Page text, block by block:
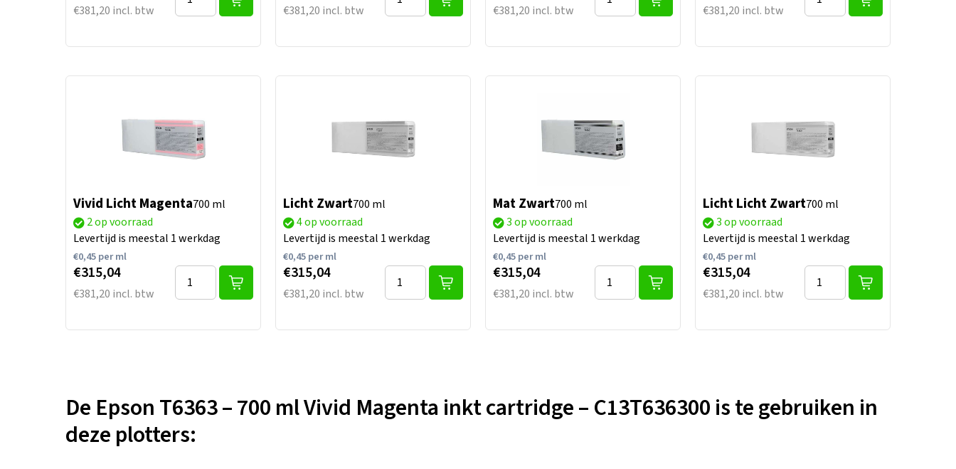
€381,20 incl. btw €381,20 incl. btw €381,20 incl. btw €381,20 incl. btw
Vivid Licht Magenta700 ml
2 op voorraad
Levertijd is meestal 1 werkdag
€0,45per ml
€315,04
€381,20 incl. btw
Licht Zwart700 ml
4 op voorraad
Levertijd is meestal 1 werkdag
€0,45per ml
€315,04
€381,20 incl. btw
Mat Zwart700 ml
3 op voorraad
Levertijd is meestal 1 werkdag
€0,45per ml
€315,04
€381,20 incl. btw
Licht Licht Zwart700 ml
3 op voorraad
Levertijd is meestal 1 werkdag
€0,45per ml
€315,04
€381,20 incl. btw
De Epson T6363 – 700 ml Vivid Magenta inkt cartridge – C13T636300 is te gebruiken in
deze plotters: